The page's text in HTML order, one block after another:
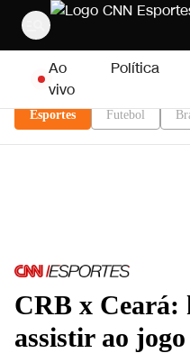
Pular para o conteúdo
Ao
vivo
Política
Esportes Futebol
CRB x Ceará:
assistir ao